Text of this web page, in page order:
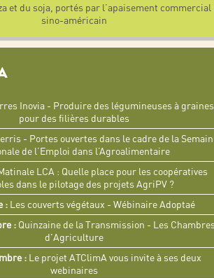
et du soja, portés par l’apaisement commercial
sino-américain
Inovia - Produire des légumineuses à graines
pour des filières durables
- Portes ouvertes dans le cadre de la
de l’Emploi dans l’Agroalimentaire
LCA : Quelle place pour les coopératives
dans le pilotage des projets AgriPV ?
:Les couverts végétaux - Wébinaire Adoptaé
: Quinzaine de la Transmission - Les
d'Agriculture
: Le projet ATClimA vous invite à ses deux
webinaires